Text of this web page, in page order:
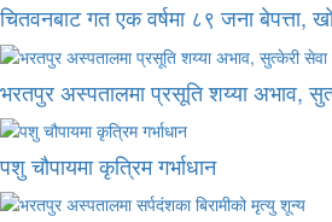
चितवनबाट गत एक वर्षमा ८९ जना बेपत्ता,
भरतपुर अस्पतालमा प्रसूति शय्या अभाव,
पशु चौपायमा कृत्रिम गर्भाधान